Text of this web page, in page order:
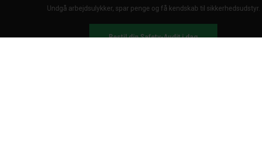
Undgå arbejdsulykker, spar penge og få kendskab til sikkerhedsudstyr.
Bestil din Safety-Audit i dag